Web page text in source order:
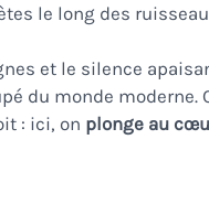
le long des
et le silence
du monde moderne.
: ici, on plonge au